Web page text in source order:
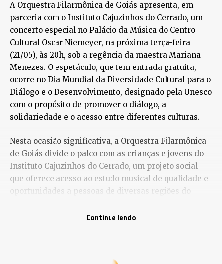
A Orquestra Filarmônica de Goiás apresenta, em
parceria com o Instituto Cajuzinhos do Cerrado, um
concerto especial no Palácio da Música do Centro
Cultural Oscar Niemeyer, na próxima terça-feira
(21/05), às 20h, sob a regência da maestra Mariana
Menezes. O espetáculo, que tem entrada gratuita,
ocorre no Dia Mundial da Diversidade Cultural para o
Diálogo e o Desenvolvimento, designado pela Unesco
com o propósito de promover o diálogo, a
solidariedade e o acesso entre diferentes culturas.
Nesta ocasião significativa, a Orquestra Filarmônica
de Goiás divide o palco com as crianças e jovens do
Instituto Cajuzinhos do Cerrado, um projeto social
que oferece acesso ao estudo musical de qualidade e
oportunidades a pessoas de diversas regiões do
projeto prepararam o Concerto Grosso, do
Continue lendo